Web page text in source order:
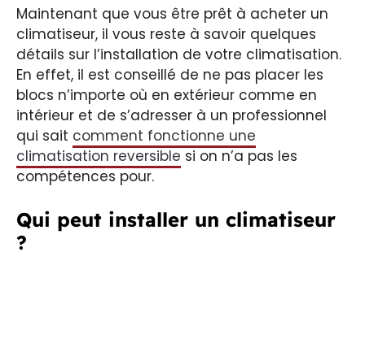
Maintenant que vous être prêt à acheter un
climatiseur, il vous reste à savoir quelques
détails sur l’installation de votre climatisation.
En effet, il est conseillé de ne pas placer les
blocs n’importe où en extérieur comme en
intérieur et de s’adresser à un professionnel
qui sait comment fonctionne une
climatisation reversible si on n’a pas les
compétences pour.
Qui peut installer un climatiseur
?